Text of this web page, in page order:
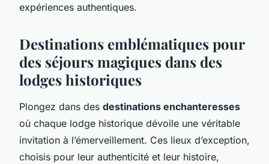
expériences authentiques.
Destinations emblématiques pour
des séjours magiques dans des
lodges historiques
Plongez dans des destinations enchanteresses
où chaque lodge historique dévoile une véritable
invitation à l’émerveillement. Ces lieux d’exception,
choisis pour leur authenticité et leur histoire,